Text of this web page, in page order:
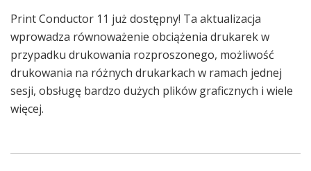
Print Conductor 11 już dostępny! Ta aktualizacja
wprowadza równoważenie obciążenia drukarek w
przypadku drukowania rozproszonego, możliwość
drukowania na różnych drukarkach w ramach jednej
sesji, obsługę bardzo dużych plików graficznych i wiele
więcej.